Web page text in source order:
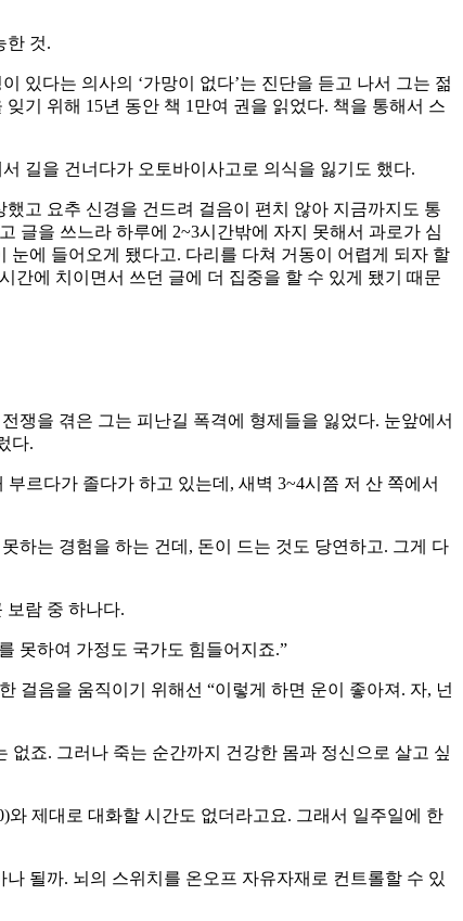
한 것.
있다는 의사의 ‘가망이 없다’는 진단을 듣고 나서 그는 젊
기 위해 15년 동안 책 1만여 권을 읽었다. 책을 통해서 스
길을 건너다가 오토바이사고로 의식을 잃기도 했다.
고 요추 신경을 건드려 걸음이 편치 않아 지금까지도 통
글을 쓰느라 하루에 2~3시간밖에 자지 못해서 과로가 심
에 들어오게 됐다고. 다리를 다쳐 거동이 어렵게 되자 할
간에 치이면서 쓰던 글에 더 집중을 할 수 있게 됐기 때문
쟁을 겪은 그는 피난길 폭격에 형제들을 잃었다. 눈앞에서
다.
르다가 졸다가 하고 있는데, 새벽 3~4시쯤 저 산 쪽에서
하는 경험을 하는 건데, 돈이 드는 것도 당연하고. 그게 다
보람 중 하나다.
못하여 가정도 국가도 힘들어지죠.”
걸음을 움직이기 위해선 “이렇게 하면 운이 좋아져. 자, 넌
없죠. 그러나 죽는 순간까지 건강한 몸과 정신으로 살고 싶
제대로 대화할 시간도 없더라고요. 그래서 일주일에 한
될까. 뇌의 스위치를 온오프 자유자재로 컨트롤할 수 있